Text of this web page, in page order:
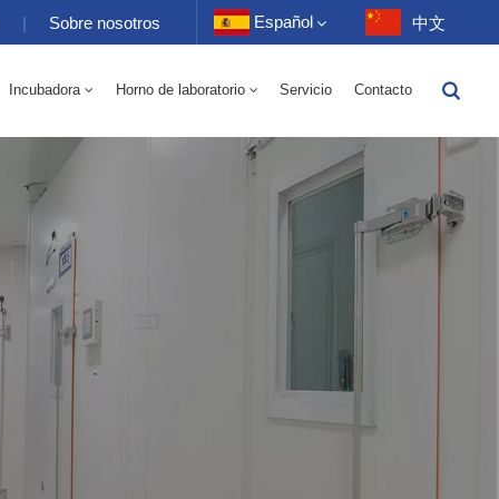
| Sobre nosotros Español
Français
Português
中文
Incubadora Horno de laboratorio Servicio Contacto